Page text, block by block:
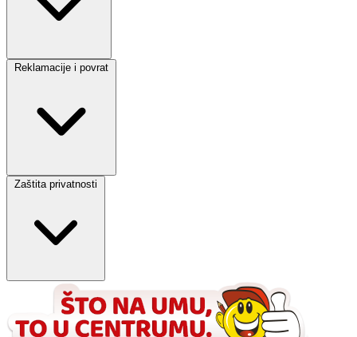
Reklamacije i povrat
Zaštita privatnosti